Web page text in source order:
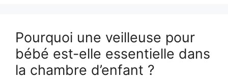
Pourquoi une veilleuse pour
bébé est-elle essentielle dans
la chambre d’enfant ?